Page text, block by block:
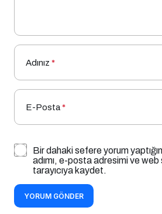
Adınız *
E-Posta*
Bir dahaki sefere yorum
adımı, e-posta adresimi ve
tarayıcıya kaydet.
YORUM GÖNDER